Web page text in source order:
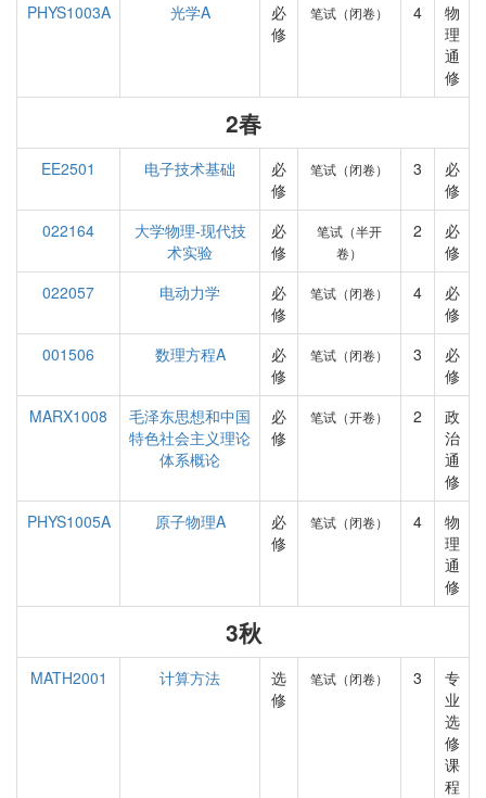
PHYS1003A
光学A
必
修
笔试（闭卷） 4
物
理
通
修
2春
EE2501 电子技术基础
必
修
笔试（闭卷） 3
必
修
022164
大学物理-现代技
术实验
必
修
笔试（半开
卷）
2
必
修
022057
电动力学
必
修
笔试（闭卷） 4
必
修
001506
数理方程A
必
修
笔试（闭卷） 3
必
修
MARX1008
毛泽东思想和中国
特色社会主义理论
体系概论
必
修
笔试（开卷） 2
政
治
通
修
PHYS1005A
原子物理A
必
修
笔试（闭卷） 4
物
理
通
修
3秋
MATH2001 计算方法
选
修
笔试（闭卷） 3
专
业
选
修
课
程